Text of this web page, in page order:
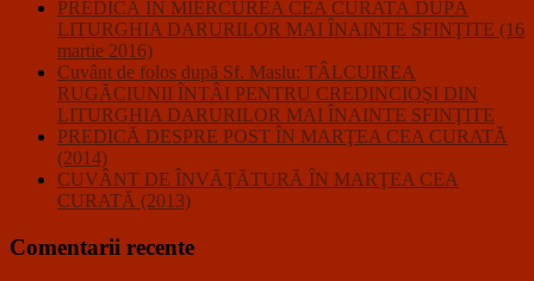
PREDICĂ ÎN MIERCUREA CEA CURATĂ DUPĂ
LITURGHIA DARURILOR MAI ÎNAINTE SFINŢITE (16
martie 2016)
Cuvânt de folos după Sf. Maslu: TÂLCUIREA
RUGĂCIUNII ÎNTÂI PENTRU CREDINCIOŞI DIN
LITURGHIA DARURILOR MAI ÎNAINTE SFINŢITE
PREDICĂ DESPRE POST ÎN MARŢEA CEA CURATĂ
(2014)
CUVÂNT DE ÎNVĂŢĂTURĂ ÎN MARŢEA CEA
CURATĂ (2013)
Comentarii recente